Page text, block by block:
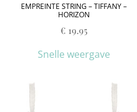
EMPREINTE STRING – TIFFANY –
HORIZON
€ 19.95
Snelle weergave